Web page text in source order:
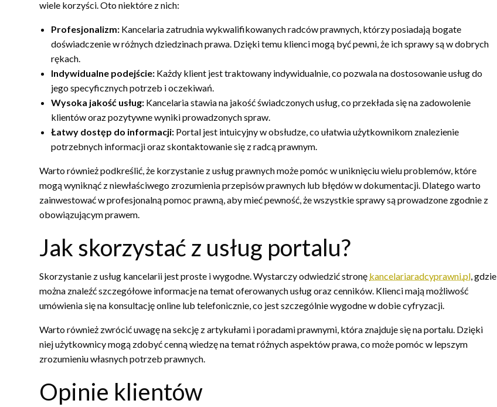
wiele korzyści. Oto niektóre z nich:
Profesjonalizm: Kancelaria zatrudnia wykwalifikowanych radców prawnych, którzy posiadają bogate
doświadczenie w różnych dziedzinach prawa. Dzięki temu klienci mogą być pewni, że ich sprawy są w dobrych
rękach.
Indywidualne podejście: Każdy klient jest traktowany indywidualnie, co pozwala na dostosowanie usług do
jego specyficznych potrzeb i oczekiwań.
Wysoka jakość usług: Kancelaria stawia na jakość świadczonych usług, co przekłada się na zadowolenie
klientów oraz pozytywne wyniki prowadzonych spraw.
Łatwy dostęp do informacji: Portal jest intuicyjny w obsłudze, co ułatwia użytkownikom znalezienie
potrzebnych informacji oraz skontaktowanie się z radcą prawnym.
Warto również podkreślić, że korzystanie z usług prawnych może pomóc w uniknięciu wielu problemów, które
mogą wyniknąć z niewłaściwego zrozumienia przepisów prawnych lub błędów w dokumentacji. Dlatego warto
zainwestować w profesjonalną pomoc prawną, aby mieć pewność, że wszystkie sprawy są prowadzone zgodnie z
obowiązującym prawem.
Jak skorzystać z usług portalu?
Skorzystanie z usług kancelarii jest proste i wygodne. Wystarczy odwiedzić stronę kancelariaradcyprawni.pl, gdzie
można znaleźć szczegółowe informacje na temat oferowanych usług oraz cenników. Klienci mają możliwość
umówienia się na konsultację online lub telefonicznie, co jest szczególnie wygodne w dobie cyfryzacji.
Warto również zwrócić uwagę na sekcję z artykułami i poradami prawnymi, która znajduje się na portalu. Dzięki
niej użytkownicy mogą zdobyć cenną wiedzę na temat różnych aspektów prawa, co może pomóc w lepszym
zrozumieniu własnych potrzeb prawnych.
Opinie klientów